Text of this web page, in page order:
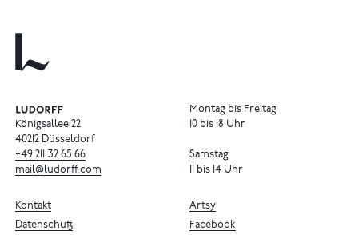
Königsallee 22
40212 Düsseldorf
+49 211 32 65 66
mail@ludorff.com
Montag bis Freitag
10 bis 18 Uhr
Samstag
11 bis 14 Uhr
Artsy
Facebook
Kontakt
Datenschutz